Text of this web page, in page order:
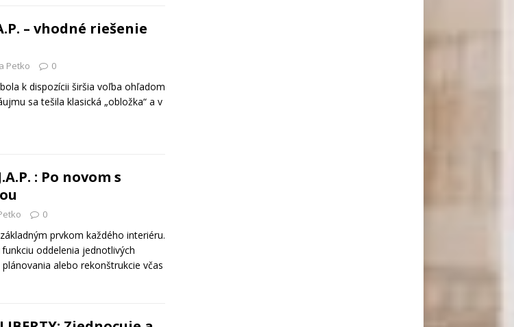
– vhodné riešenie
Petko 0
k dispozícii širšia voľba ohľadom
sa tešila klasická „obložka“ a v
: Po novom s
0
prvkom každého interiéru.
oddelenia jednotlivých
alebo rekonštrukcie včas